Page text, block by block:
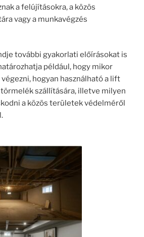
a felújításokra, a közös
vagy a munkavégzés
további gyakorlati előírásokat is
például, hogy mikor
hogyan használható a lift
szállítására, illetve milyen
a közös területek védelméről